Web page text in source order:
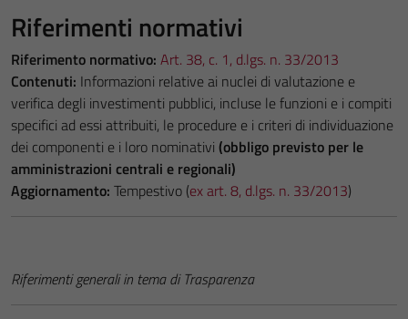
Riferimenti normativi
Riferimento normativo: Art. 38, c. 1, d.lgs. n. 33/2013
Contenuti: Informazioni relative ai nuclei di valutazione e
verifica degli investimenti pubblici, incluse le funzioni e i compiti
specifici ad essi attribuiti, le procedure e i criteri di individuazione
dei componenti e i loro nominativi (obbligo previsto per le
amministrazioni centrali e regionali)
Aggiornamento: Tempestivo (ex art. 8, d.lgs. n. 33/2013)
Riferimenti generali in tema di Trasparenza